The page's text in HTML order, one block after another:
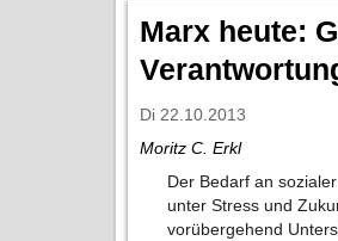
Marx heute:
Di 22.10.2013
Moritz C. Erkl
Der Bedarf an
unter Stress und
vorübergehend